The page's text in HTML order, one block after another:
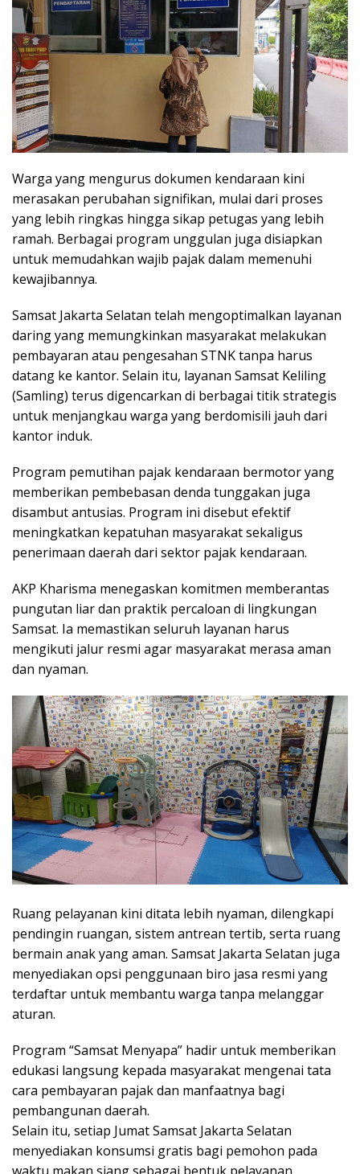
Warga yang mengurus dokumen kendaraan kini
merasakan perubahan signifikan, mulai dari proses
yang lebih ringkas hingga sikap petugas yang lebih
ramah. Berbagai program unggulan juga disiapkan
untuk memudahkan wajib pajak dalam memenuhi
kewajibannya.
Samsat Jakarta Selatan telah mengoptimalkan layanan
daring yang memungkinkan masyarakat melakukan
pembayaran atau pengesahan STNK tanpa harus
datang ke kantor. Selain itu, layanan Samsat Keliling
(Samling) terus digencarkan di berbagai titik strategis
untuk menjangkau warga yang berdomisili jauh dari
kantor induk.
Program pemutihan pajak kendaraan bermotor yang
memberikan pembebasan denda tunggakan juga
disambut antusias. Program ini disebut efektif
meningkatkan kepatuhan masyarakat sekaligus
penerimaan daerah dari sektor pajak kendaraan.
AKP Kharisma menegaskan komitmen memberantas
pungutan liar dan praktik percaloan di lingkungan
Samsat. Ia memastikan seluruh layanan harus
mengikuti jalur resmi agar masyarakat merasa aman
dan nyaman.
Ruang pelayanan kini ditata lebih nyaman, dilengkapi
pendingin ruangan, sistem antrean tertib, serta ruang
bermain anak yang aman. Samsat Jakarta Selatan juga
menyediakan opsi penggunaan biro jasa resmi yang
terdaftar untuk membantu warga tanpa melanggar
aturan.
Program “Samsat Menyapa” hadir untuk memberikan
edukasi langsung kepada masyarakat mengenai tata
cara pembayaran pajak dan manfaatnya bagi
pembangunan daerah.
Selain itu, setiap Jumat Samsat Jakarta Selatan
menyediakan konsumsi gratis bagi pemohon pada